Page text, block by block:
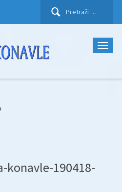
Pretraži:
konavle-190418-